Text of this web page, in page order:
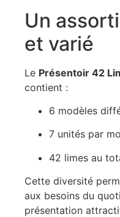
Un
et varié
Le Présentoir 42
contient :
6 modèles
7 unités par
42 limes au
Cette diversité
aux besoins du
présentation